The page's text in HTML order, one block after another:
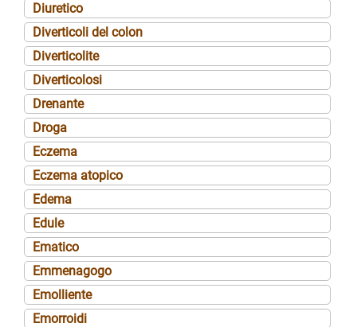
Diuretico
Diverticoli del colon
Diverticolite
Diverticolosi
Drenante
Droga
Eczema
Eczema atopico
Edema
Edule
Ematico
Emmenagogo
Emolliente
Emorroidi